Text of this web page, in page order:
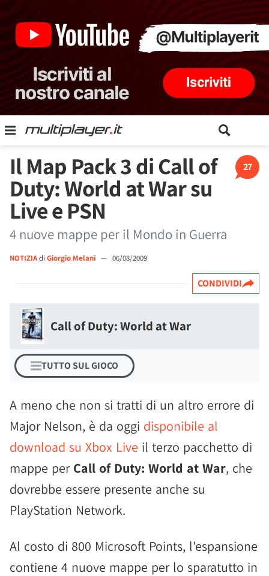
27
Il Map Pack 3 di Call of
Duty: World at War su
Live e PSN
4 nuove mappe per il Mondo in Guerra
NOTIZIAdi Giorgio Melani — 06/08/2009
CONDIVIDI
Call of Duty: World at War
TUTTO SUL GIOCO
A meno che non si tratti di un altro errore di
Major Nelson, è da oggi disponibile al
download su Xbox Live il terzo pacchetto di
mappe per Call of Duty: World at War, che
dovrebbe essere presente anche su
PlayStation Network.
Al costo di 800 Microsoft Points, l'espansione
contiene 4 nuove mappe per lo sparatutto in